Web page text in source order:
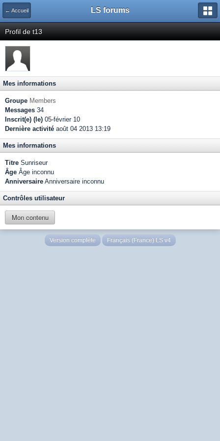
← Accueil LS forums
Profil de t13
Mes informations
Groupe Members
Messages 34
Inscrit(e) (le) 05-février 10
Dernière activité août 04 2013 13:19
Mes informations
Titre Sunriseur
Âge Âge inconnu
Anniversaire Anniversaire inconnu
Contrôles utilisateur
Mon contenu
Version complète Français (France) LS v4